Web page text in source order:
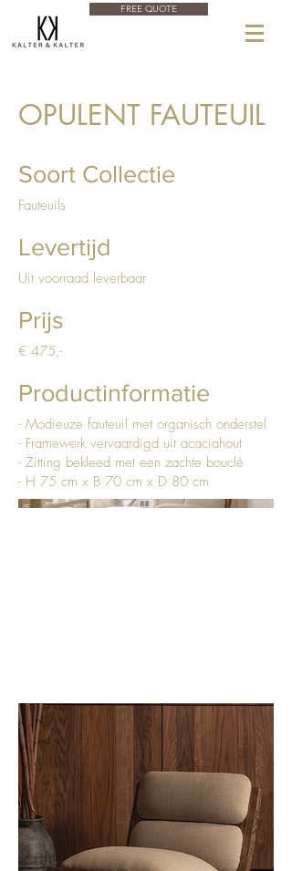
FREE QUOTE
OPULENT FAUTEUIL
Soort Collectie
Fauteuils
Levertijd
Uit voorraad leverbaar
Prijs
€ 475,-
Productinformatie
- Modieuze fauteuil met organisch onderstel
- Framewerk vervaardigd uit acaciahout
- Zitting bekleed met een zachte bouclé
- H 75 cm x B 70 cm x D 80 cm